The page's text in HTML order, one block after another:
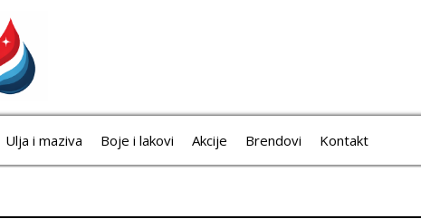
Ulja i maziva Boje i lakovi Akcije Brendovi Kontakt